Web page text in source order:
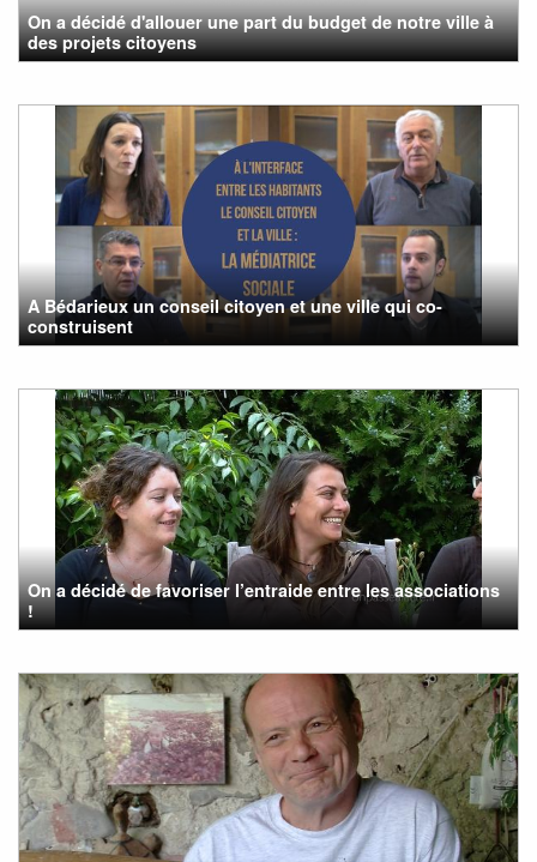
On a décidé d'allouer une part du budget de notre ville à
des projets citoyens
A Bédarieux un conseil citoyen et une ville qui co-
construisent
On a décidé de favoriser l’entraide entre les associations
!